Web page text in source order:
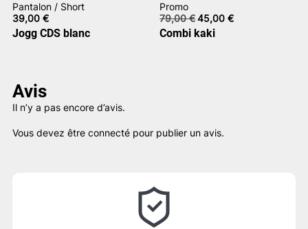
Pantalon / Short
39,00 €
Jogg CDS blanc
Promo
79,00€Le
prix
initial
45,00€Le
Combi kaki
Avis
Il n’y a pas encore d’avis.
Vous devez être connecté pour publier un avis.